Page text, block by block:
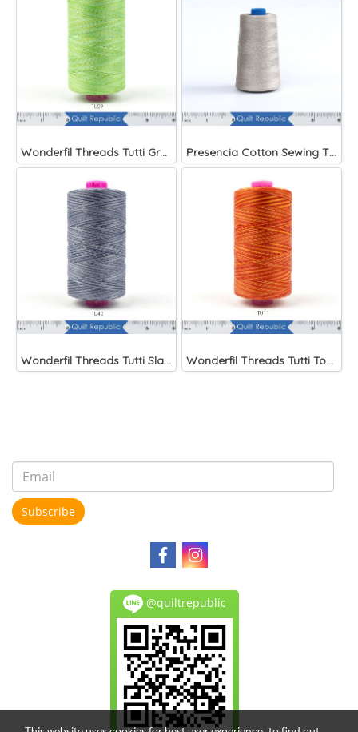
Wonderfil Threads Tutti Grass Presencia Cotton Sewing Thread 3-ply 60wt 4882 Yards Grey
Wonderfil Threads Tutti Slate Wonderfil Threads Tutti Tomato
Subscribe
@quiltrepublic